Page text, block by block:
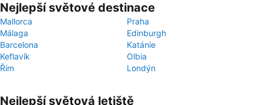
Nejlepší světové destinace
Mallorca
Praha
Málaga
Edinburgh
Barcelona
Katánie
Keflavík
Olbia
Řím
Londýn
Nejlepší světová letiště